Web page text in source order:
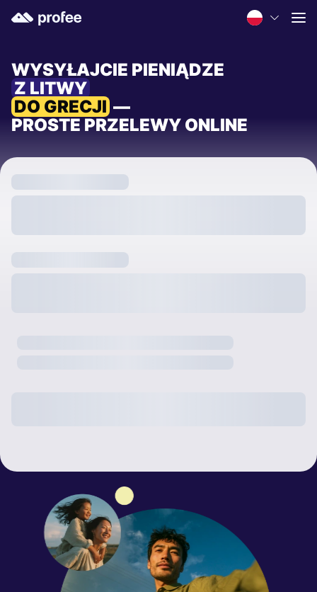
WYSYŁAJCIE PIENIĄDZE
Z LITWY
DO GRECJI —
PROSTE PRZELEWY ONLINE